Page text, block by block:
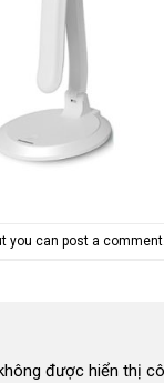
you can post a comment
được hiển thị